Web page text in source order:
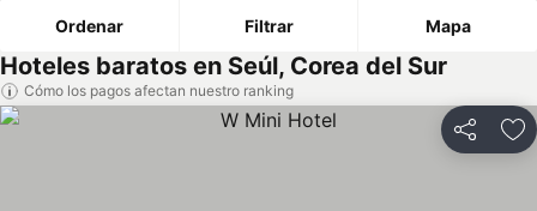
Ordenar Filtrar Mapa
Hoteles baratos en Seúl, Corea del Sur
Cómo los pagos afectan nuestro ranking
Compartir